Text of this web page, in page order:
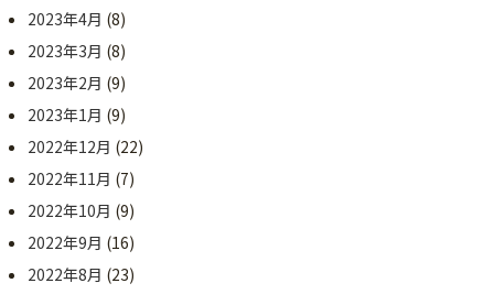
2023年4月 (8)
2023年3月 (8)
2023年2月 (9)
2023年1月 (9)
2022年12月 (22)
2022年11月 (7)
2022年10月 (9)
2022年9月 (16)
2022年8月 (23)